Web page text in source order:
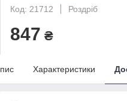
Код: 21712
Роздріб
847 ₴
Характеристики